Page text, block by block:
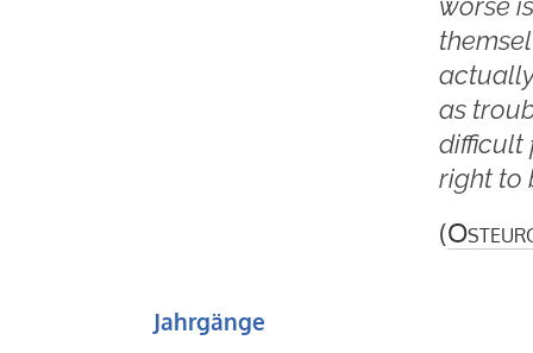
as
difficult
right to
(
Jahrgänge